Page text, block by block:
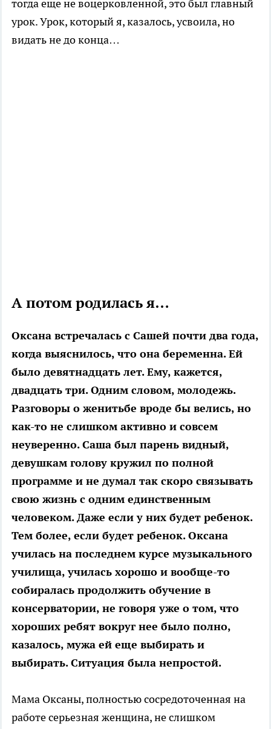
тогда еще не воцерковленной, это был главный
урок. Урок, который я, казалось, усвоила, но
видать не до конца…
А потом родилась я…
Оксана встречалась с Сашей почти два года,
когда выяснилось, что она беременна. Ей
было девятнадцать лет. Ему, кажется,
двадцать три. Одним словом, молодежь.
Разговоры о женитьбе вроде бы велись, но
как-то не слишком активно и совсем
неуверенно. Саша был парень видный,
девушкам голову кружил по полной
программе и не думал так скоро связывать
свою жизнь с одним единственным
человеком. Даже если у них будет ребенок.
Тем более, если будет ребенок. Оксана
училась на последнем курсе музыкального
училища, училась хорошо и вообще-то
собиралась продолжить обучение в
консерватории, не говоря уже о том, что
хороших ребят вокруг нее было полно,
казалось, мужа ей еще выбирать и
выбирать. Ситуация была непростой.
Мама Оксаны, полностью сосредоточенная на
работе серьезная женщина, не слишком